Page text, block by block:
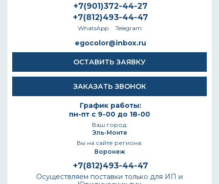
+7(901)372-44-27
+7(812)493-44-47
WhatsApp Telegram
egocolor@inbox.ru
ОСТАВИТЬ ЗАЯВКУ
ЗАКАЗАТЬ ЗВОНОК
График работы:
пн-пт с 9-00 до 18-00
Ваш город:
Эль-Монте
Вы на сайте региона:
Воронеж
+7(812)493-44-47
Осуществляем поставки только для ИП и